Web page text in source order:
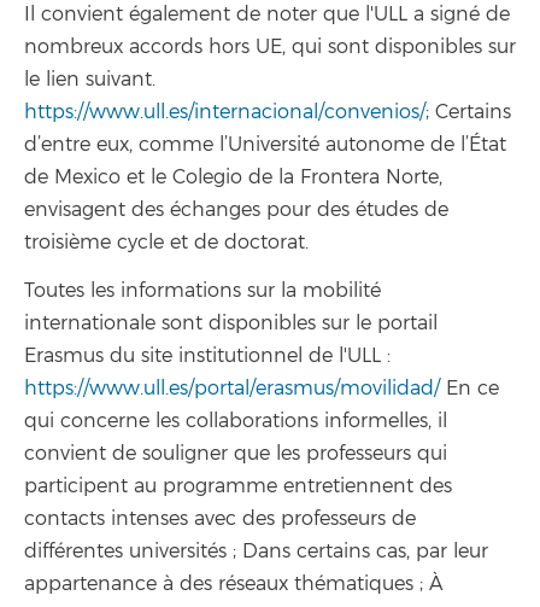
Il convient également de noter que l'ULL a signé de
nombreux accords hors UE, qui sont disponibles sur
le lien suivant.
https://www.ull.es/internacional/convenios/; Certains
d’entre eux, comme l’Université autonome de l’État
de Mexico et le Colegio de la Frontera Norte,
envisagent des échanges pour des études de
troisième cycle et de doctorat.
Toutes les informations sur la mobilité
internationale sont disponibles sur le portail
Erasmus du site institutionnel de l'ULL :
https://www.ull.es/portal/erasmus/movilidad/En ce
qui concerne les collaborations informelles, il
convient de souligner que les professeurs qui
participent au programme entretiennent des
contacts intenses avec des professeurs de
différentes universités ; Dans certains cas, par leur
appartenance à des réseaux thématiques ; À